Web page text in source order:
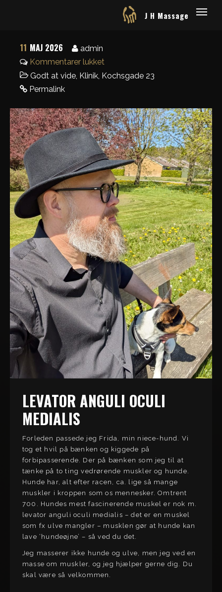
J H Massage
11 MAJ 2026
admin
Kommentarer lukket
Godt at vide, Klinik, Kochsgade 23
Permalink
LEVATOR ANGULI OCULI
MEDIALIS
Forleden passede jeg Frida, min niece-hund. Vi
tog et hvil på bænken og kiggede på
forbipasserende. Der på bænken som jeg til at
tænke på to ting vedrørende muskler og hunde.
Hunde har, alt efter racen, ca. lige så mange
muskler i kroppen som os mennesker. Omtrent
700. Hundes mest fascinerende muskel er nok m.
levator anguli oculi medialis – det er en muskel
som fx ulve mangler – musklen gør at hunde kan
lave ‘hundeøjne’ – så ved du det.
Jeg masserer ikke hunde og ulve, men jeg ved en
masse om muskler, og jeg hjælper gerne dig. Du
skal være så velkommen.